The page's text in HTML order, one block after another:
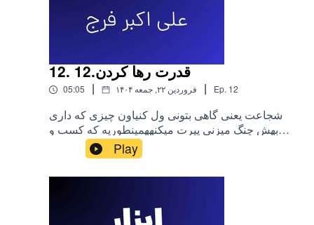
12. 12.قدرت رها کردن
05:05 | ۱۴۰۴ فروردین ۲۲, جمعه | Ep. 12
شجاعت یعنی گاهی بتونی ول کنیاون چیزی که داری
بهش چنگ میزنی پیرت میکنههمینطوریه که کسب و
کارتو ول میکنیرهاش کن رفیق، کار درستو در کسب و
کارت انجام بده و رهاش کن
Play